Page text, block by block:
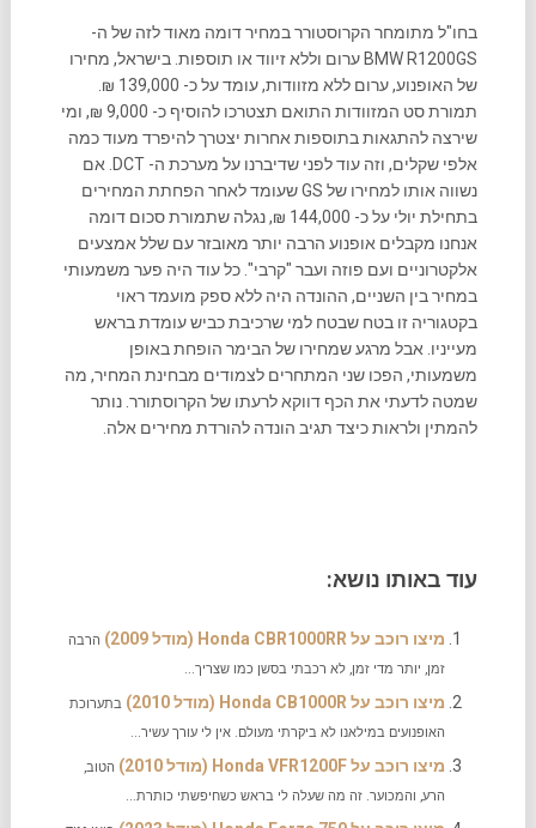
בחו"ל מתומחר הקרוסטורר במחיר דומה מאוד לזה של ה-
BMW R1200GS ערום וללא זיווד או תוספות. בישראל, מחירו
של האופנוע, ערום ללא מזוודות, עומד על כ- 139,000 ₪.
תמורת סט המזוודות התואם תצטרכו להוסיף כ- 9,000 ₪, ומי
שירצה להתגאות בתוספות אחרות יצטרך להיפרד מעוד כמה
אלפי שקלים, וזה עוד לפני שדיברנו על מערכת ה- DCT. אם
נשווה אותו למחירו של GS שעומד לאחר הפחתת המחירים
בתחילת יולי על כ- 144,000 ₪, נגלה שתמורת סכום דומה
אנחנו מקבלים אופנוע הרבה יותר מאובזר עם שלל אמצעים
אלקטרוניים ועם פוזה ועבר "קרבי". כל עוד היה פער משמעותי
במחיר בין השניים, ההונדה היה ללא ספק מועמד ראוי
בקטגוריה זו בטח שבטח למי שרכיבת כביש עומדת בראש
מעייניו. אבל מרגע שמחירו של הבימר הופחת באופן
משמעותי, הפכו שני המתחרים לצמודים מבחינת המחיר, מה
שמטה לדעתי את הכף דווקא לרעתו של הקרוסתורר. נותר
להמתין ולראות כיצד תגיב הונדה להורדת מחירים אלה.
עוד באותו נושא:
מיצו רוכב על Honda CBR1000RR (מודל 2009)
הרבה
זמן, יותר מדי זמן, לא רכבתי בסשן כמו שצריך...
מיצו רוכב על Honda CB1000R (מודל 2010)
בתערוכת
האופנועים במילאנו לא ביקרתי מעולם. אין לי עורך עשיר...
מיצו רוכב על Honda VFR1200F (מודל 2010)
הטוב,
הרע, והמכוער. זה מה שעלה לי בראש כשחיפשתי כותרת...